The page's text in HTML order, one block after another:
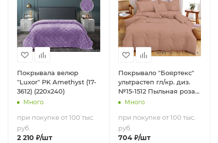
Покрывала велюр
"Luxor" PK Amethyst (17-
3612) (220х240)
Много
при покупке от 100 тыс.
руб.
2 210 ₽/шт
Покрывало "Бояртекс"
ультрастеп гл/кр. диз.
№15-1512 Пыльная роза
(верх/низ пыльная роза)
Много
при покупке от 100 тыс.
руб.
704₽/шт